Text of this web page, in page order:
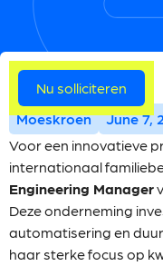
Meer vacatures
Moeskroen June 7,
Voor een innovatieve
internationaal
Engineering Manager
Deze onderneming
automatisering en
haar sterke focus op
Nu solliciteren